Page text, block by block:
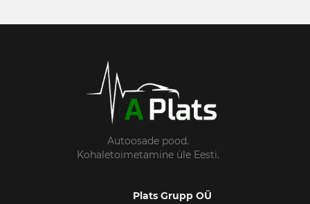
Autoosade pood.
Kohaletoimetamine üle Eesti.
Plats Grupp OÜ